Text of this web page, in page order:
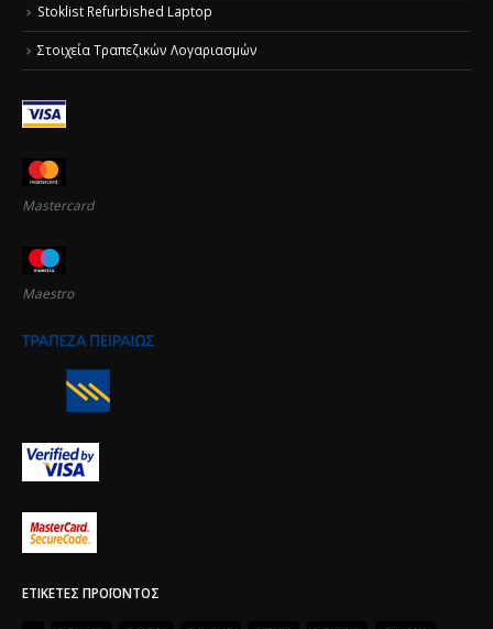
Stoklist Refurbished Laptop
Στοιχεία Τραπεζικών Λογαριασμών
Mastercard
Maestro
ΕΤΙΚΈΤΕΣ ΠΡΟΪΌΝΤΟΣ